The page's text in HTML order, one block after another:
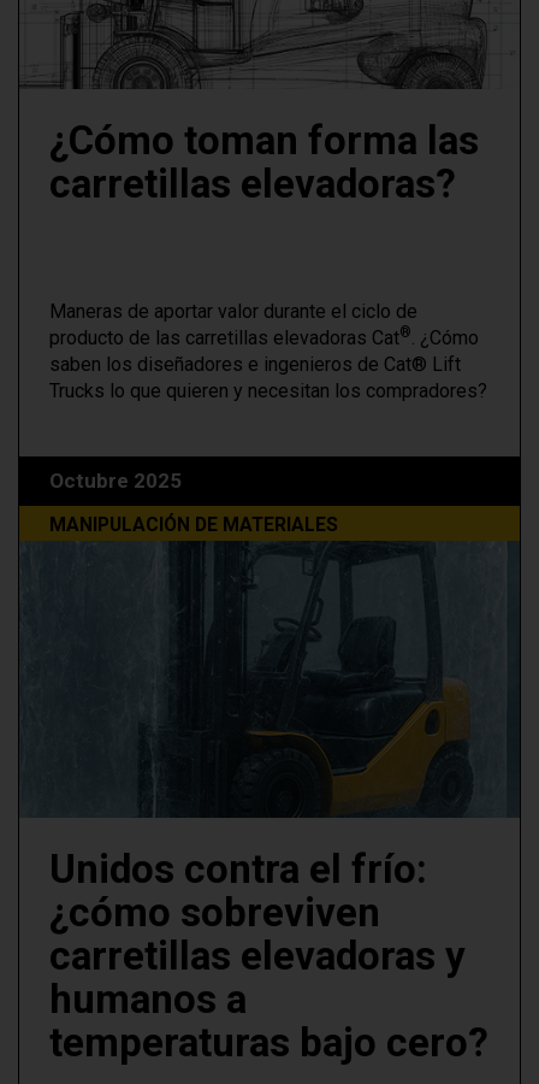
¿Cómo toman forma las
carretillas elevadoras?
Maneras de aportar valor durante el ciclo de
producto de las carretillas elevadoras Cat®. ¿Cómo
saben los diseñadores e ingenieros de Cat® Lift
Trucks lo que quieren y necesitan los compradores?
Octubre 2025
MANIPULACIÓN DE MATERIALES
Unidos contra el frío:
¿cómo sobreviven
carretillas elevadoras y
humanos a
temperaturas bajo cero?